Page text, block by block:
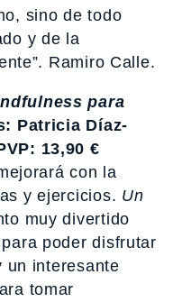
sino de todo
y de la
Ramiro Calle.
para
Patricia Díaz-
13,90 €
con la
y ejercicios. Un
muy divertido
poder disfrutar
un interesante
tomar